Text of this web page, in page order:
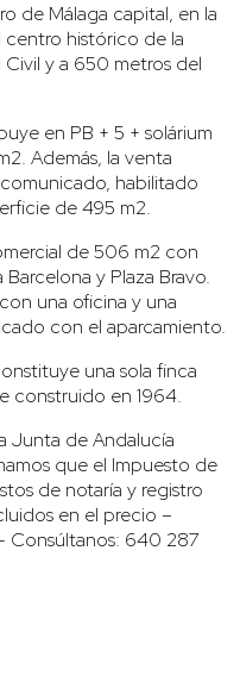
de Málaga capital, en la
centro histórico de la
y a 650 metros del
en PB + 5 + solárium
Además, la venta
habilitado
de 495 m2.
de 506 m2 con
y Plaza Bravo.
una oficina y una
con el aparcamiento.
una sola finca
construido en 1964.
Junta de Andalucía
que el Impuesto de
de notaría y registro
en el precio –
Consúltanos: 640 287